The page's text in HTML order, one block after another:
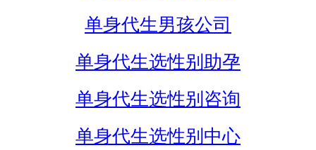
单身代生男孩公司
单身代生选性别助孕
单身代生选性别咨询
单身代生选性别中心